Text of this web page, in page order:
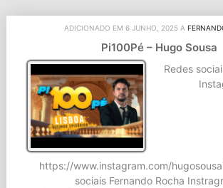
ADICIONADO EM 6 JUNHO, 2025 A
Pi100Pé – Hugo Sousa
Redes
https://www.instagram.com/
sociais Fernando Rocha